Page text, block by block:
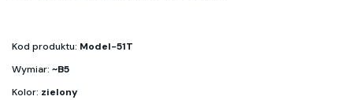
Kod produktu: Model-51T
Wymiar: ~B5
Kolor: zielony